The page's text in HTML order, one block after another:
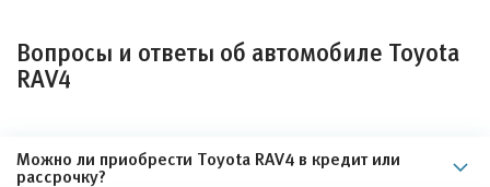
Вопросы и ответы об автомобиле Toyota
RAV4
Можно ли приобрести Toyota RAV4 в кредит или
рассрочку?